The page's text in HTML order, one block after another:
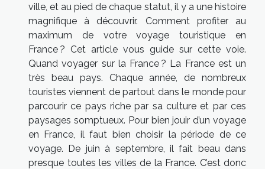
ville, et au pied de chaque statut, il y a une histoire
magnifique à découvrir. Comment profiter au
maximum de votre voyage touristique en
France ? Cet article vous guide sur cette voie.
Quand voyager sur la France ? La France est un
très beau pays. Chaque année, de nombreux
touristes viennent de partout dans le monde pour
parcourir ce pays riche par sa culture et par ces
paysages somptueux. Pour bien jouir d’un voyage
en France, il faut bien choisir la période de ce
voyage. De juin à septembre, il fait beau dans
presque toutes les villes de la France. C’est donc